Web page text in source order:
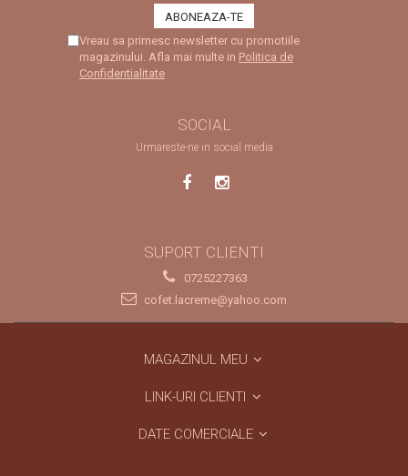
Vreau sa primesc newsletter cu promotiile
magazinului. Afla mai multe in Politica de
Confidentialitate
SOCIAL
Urmareste-ne in social media
SUPORT CLIENTI
0725227363
cofet.lacreme@yahoo.com
MAGAZINUL MEU
LINK-URI CLIENTI
DATE COMERCIALE